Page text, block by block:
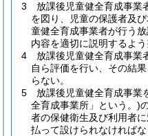
3
放課後児童健全育成事業
を図り、児童の保護者及
童健全育成事業者が行う
内容を適切に説明するよ
4
放課後児童健全育成事業
自ら評価を行い、その結
らない。
5
放課後児童健全育成事業
全育成事業所」という。)
者の保健衛生及び利用者
払って設けられなければな